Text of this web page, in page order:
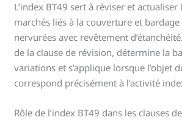
L’index BT49 sert à réviser et actualiser
marchés liés à la couverture et bardage
nervurées avec revêtement
de la clause de révision, détermine la
variations et s’applique lorsque l’objet
correspond précisément à l’activité
Rôle de l’index BT49 dans les clauses